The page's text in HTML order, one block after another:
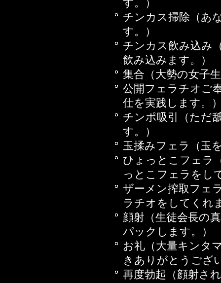
2016年06月03日発
2016年05月13日発
2016年04月22日発
2016年03月11日発
2015年10月16日発
また
品を
2015年09月18日発
2015年08月14日発
2015年07月03日発
2015年06月12日発
2015年06月05日発
2015年05月22日発
2015年04月24日発
2015年03月20日発
い
2015年02月27日発
2015年02月14日発
2015年01月31日発
プされちゃうお話
す。）
チンカス掃除（あ
す。）
チンカス飲み込み
飲み込みます。）
集合（大勢の女子
公開フェラチオご
仕を実践します。
チンポ吸引（ただ
す。）
玉揉みフェラ（玉
ひょっとこフェラ
っとこフェラをし
ザーメン搾取フェ
ラチオをしてくれ
顔射（生徒会長の
パックします。）
お礼（大量キンタ
きありがとうござ
再度勃起（顔射さ